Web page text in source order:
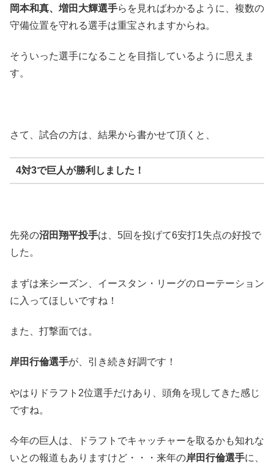
岡本和真、増田大輝選手らを見ればわかるように、複数の
守備位置を守れる選手は重宝されますからね。
そういった選手になることを目指しているように思えま
す。
さて、試合の方は、結果から書かせて頂くと、
4対3で巨人が勝利しました！
先発の沼田翔平投手は、5回を投げて6安打1失点の好投で
した。
まずは来シーズン、イースタン・リーグのローテーション
に入ってほしいですね！
また、打撃面では。
岸田行倫選手が、引き続き好調です！
やはりドラフト2位選手だけあり、頭角を現してきた感じ
ですね。
今年の巨人は、ドラフトでキャッチャーを取るかも知れな
いとの報道もありますけど・・・来年の岸田行倫選手に、